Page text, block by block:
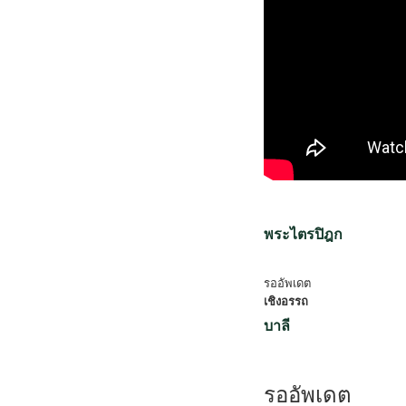
พระไตรปิฎก
รออัพเดต
เชิงอรรถ
บาลี
รออัพเดต